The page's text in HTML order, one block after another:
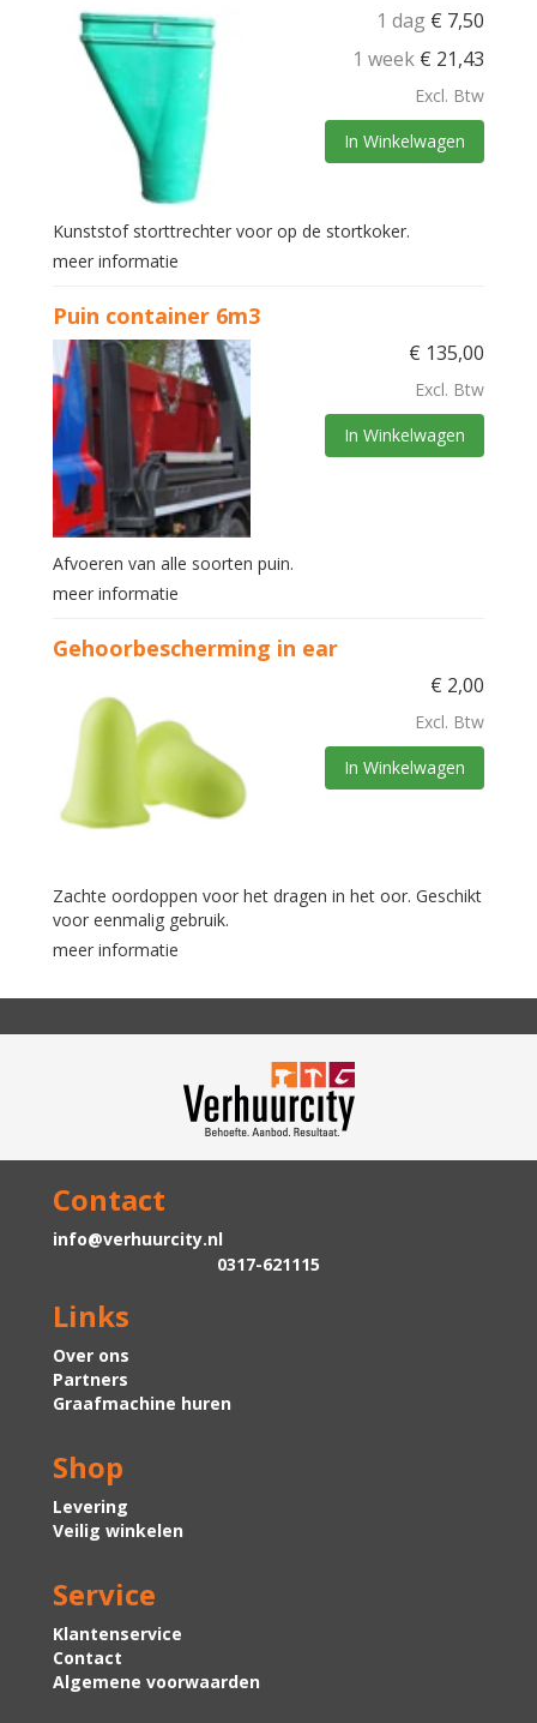
1 dag € 7,50
1 week € 21,43
Excl. Btw
In Winkelwagen
Kunststof storttrechter voor op de stortkoker.
meer informatie
Puin container 6m3
€ 135,00
Excl. Btw
In Winkelwagen
Afvoeren van alle soorten puin.
meer informatie
Gehoorbescherming in ear
€ 2,00
Excl. Btw
In Winkelwagen
Zachte oordoppen voor het dragen in het oor. Geschikt
voor eenmalig gebruik.
meer informatie
Contact
info@verhuurcity.nl
0317-621115
Links
Over ons
Partners
Graafmachine huren
Shop
Levering
Veilig winkelen
Service
Klantenservice
Contact
Algemene voorwaarden